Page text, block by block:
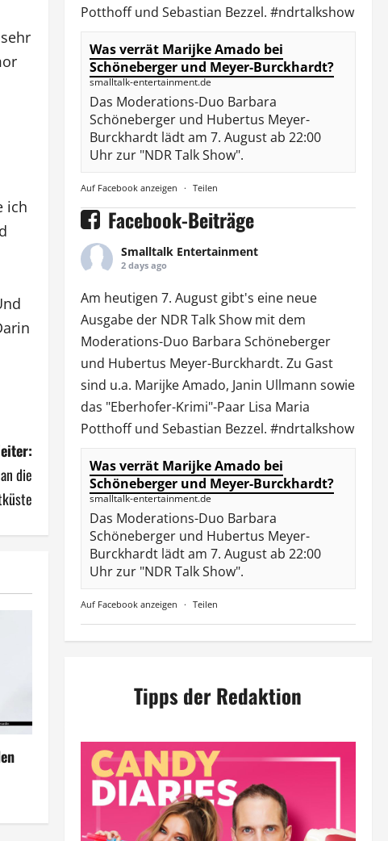
ich
die
Potthoff und Sebastian Bezzel. #ndrtalkshow
Was verrät Marijke Amado bei
Schöneberger und Meyer-Burckhardt?
smalltalk-entertainment.de
Das Moderations-Duo Barbara
Schöneberger und Hubertus Meyer-
Burckhardt lädt am 7. August ab 22:00
Uhr zur "NDR Talk Show".
Auf Facebook anzeigen · Teilen
Facebook-Beiträge
Smalltalk Entertainment
2 days ago
Am heutigen 7. August gibt's eine neue
Ausgabe der NDR Talk Showmit dem
Moderations-Duo Barbara Schöneberger
und Hubertus Meyer-Burckhardt. Zu Gast
sind u.a. Marijke Amado, Janin Ullmann sowie
das "Eberhofer-Krimi"-Paar Lisa Maria
Potthoff und Sebastian Bezzel. #ndrtalkshow
Was verrät Marijke Amado bei
Schöneberger und Meyer-Burckhardt?
smalltalk-entertainment.de
Das Moderations-Duo Barbara
Schöneberger und Hubertus Meyer-
Burckhardt lädt am 7. August ab 22:00
Uhr zur "NDR Talk Show".
Auf Facebook anzeigen · Teilen
Tipps der Redaktion